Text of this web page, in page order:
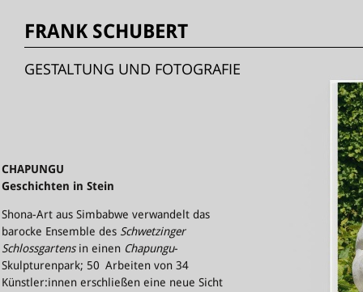
FRANK SCHUBERT
CHAPUNGU
Geschichten in Stein
Shona-Art aus Simbabwe verwandelt das
barocke Ensemble des Schwetzinger
Schlossgartensin einen Chapungu-
Skulpturenpark; 50 Arbeiten von 34
Künstler:innen erschließen eine neue Sicht
GESTALTUNG UND FOTOGRAFIE